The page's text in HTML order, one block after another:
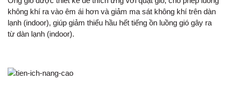
không khí ra vào êm ái hơn và giảm ma sát không khí trên dàn
lạnh (indoor), giúp giảm thiểu hầu hết tiếng ồn luồng gió gây ra
từ dàn lạnh (indoor).